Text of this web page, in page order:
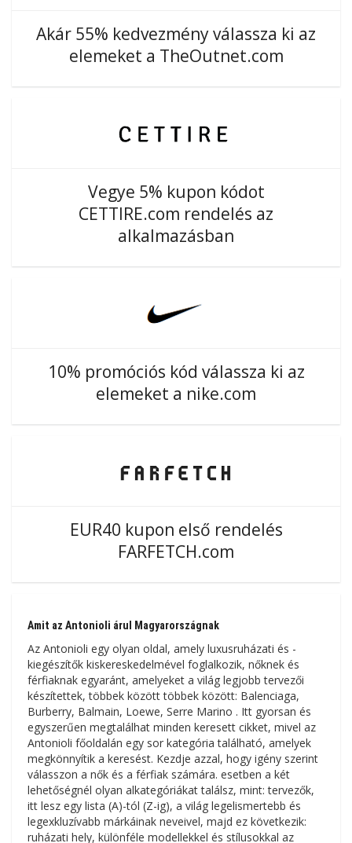
Akár 55% kedvezmény válassza ki az
elemeket a TheOutnet.com
Vegye 5% kupon kódot
CETTIRE.com rendelés az
alkalmazásban
10% promóciós kód válassza ki az
elemeket a nike.com
EUR40 kupon első rendelés
FARFETCH.com
Amit az Antonioli árul Magyarországnak
Az Antonioli egy olyan oldal, amely luxusruházati és -
kiegészítők kiskereskedelmével foglalkozik, nőknek és
férfiaknak egyaránt, amelyeket a világ legjobb tervezői
készítettek, többek között többek között: Balenciaga,
Burberry, Balmain, Loewe, Serre Marino . Itt gyorsan és
egyszerűen megtalálhat minden keresett cikket, mivel az
Antonioli főoldalán egy sor kategória található, amelyek
megkönnyítik a keresést. Kezdje azzal, hogy igény szerint
válasszon a nők és a férfiak számára. esetben a két
lehetőségnél olyan alkategóriákat találsz, mint: tervezők,
itt lesz egy lista (A)-tól (Z-ig), a világ legelismertebb és
legexkluzívabb márkáinak neveivel, majd ez következik:
ruházati hely, különféle modellekkel és stílusokkal az